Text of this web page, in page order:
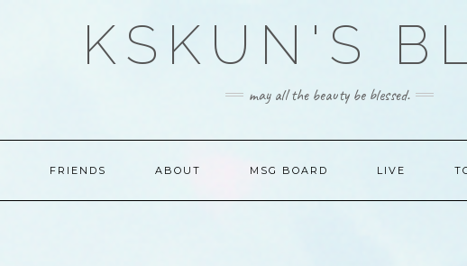
KSKUN'S
may all the beauty be blessed.
FRIENDS ABOUT MSG BOARD LIVE